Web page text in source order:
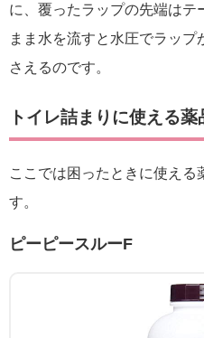
に、覆ったラップの先端は
まま水を流すと水圧でラッ
さえるのです。
トイレ詰まりに使える薬
ここでは困ったときに使える
す。
ピーピースルーF